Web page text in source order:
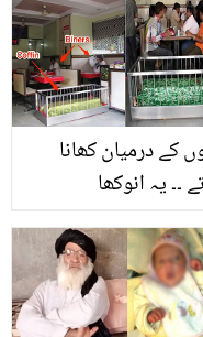
حاملہ دکھانے پر
میڈیا صارفین ڈرامہ
والوں پر برس پڑے
کے درمیان کھانا
۔۔ یہ انوکھا
کھانے کی میزوں کے
قبریں بھی موجود